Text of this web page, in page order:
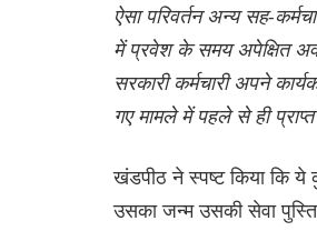
ऐसा परिवर्तन अन्य सह-
में प्रवेश के समय अपेक्षित
सरकारी कर्मचारी अपने
गए मामले में पहले से ही
खंडपीठ ने स्पष्ट किया कि ये
उसका जन्म उसकी सेवा